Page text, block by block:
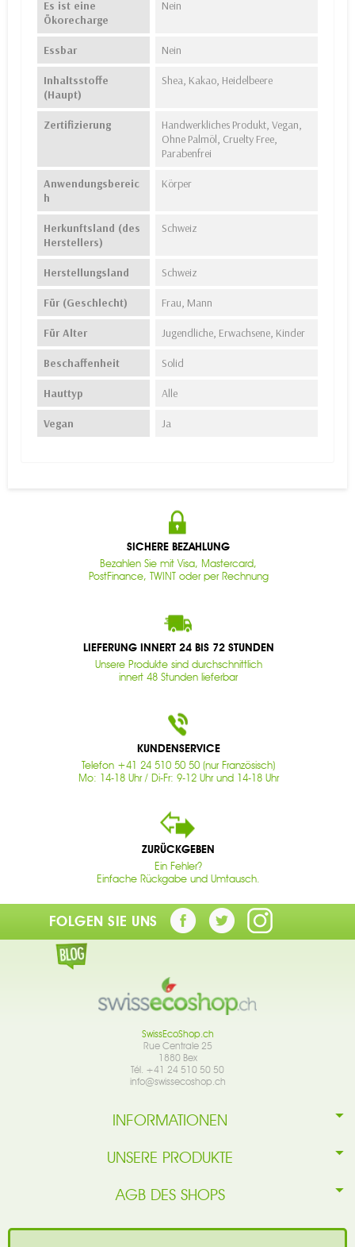
Es ist eine
Ökorecharge
Nein
Essbar Nein
Inhaltsstoffe
(Haupt)
Shea, Kakao, Heidelbeere
Zertifizierung
Handwerkliches Produkt, Vegan,
Ohne Palmöl, Cruelty Free,
Parabenfrei
Anwendungsbereic
h
Körper
Herkunftsland (des
Herstellers)
Schweiz
Herstellungsland Schweiz
Für (Geschlecht) Frau, Mann
Für Alter Jugendliche, Erwachsene, Kinder
Beschaffenheit Solid
Hauttyp Alle
Vegan Ja
SICHERE BEZAHLUNG
Bezahlen Sie mit Visa, Mastercard,
PostFinance, TWINT oder per Rechnung
LIEFERUNG INNERT 24 BIS 72 STUNDEN
Unsere Produkte sind durchschnittlich
innert 48 Stunden lieferbar
KUNDENSERVICE
Telefon +41 24 510 50 50 (nur Französisch)
Mo: 14-18 Uhr / Di-Fr: 9-12 Uhr und 14-18 Uhr
ZURÜCKGEBEN
Ein Fehler?
Einfache Rückgabe und Umtausch.
FOLGEN SIE UNS
SwissEcoShop.ch
Rue Centrale 25
1880 Bex
Tél. +41 24 510 50 50
info@swissecoshop.ch
INFORMATIONEN
UNSERE PRODUKTE
AGB DES SHOPS